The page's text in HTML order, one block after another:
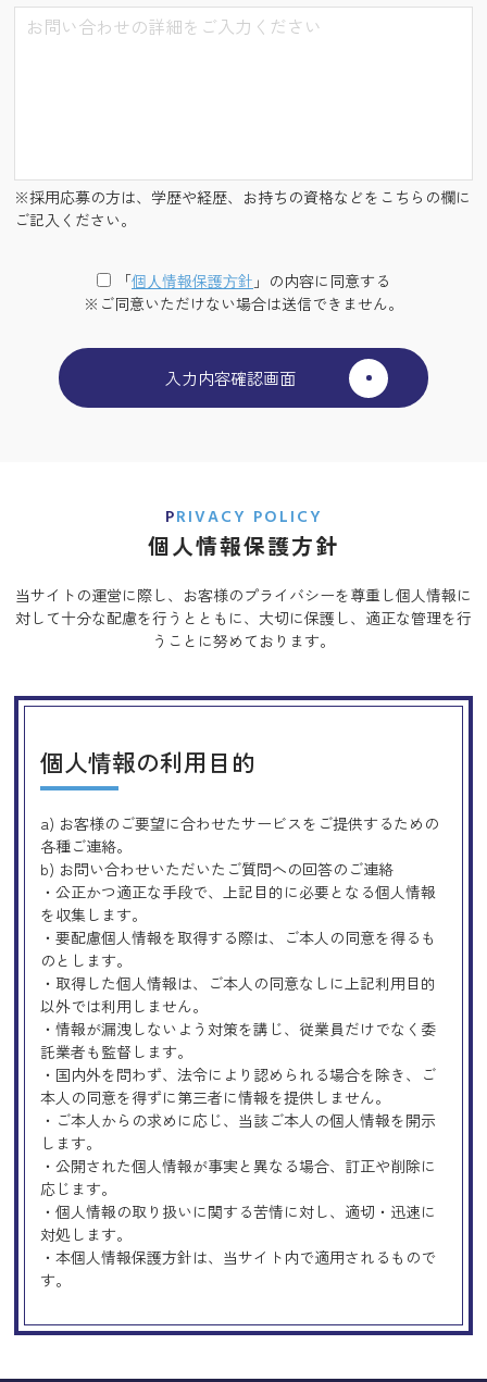
※採用応募の方は、学歴や経歴、お持ちの資格などをこちらの欄に
ご記入ください。
「個⼈情報保護⽅針 」の内容に同意する
※ご同意いただけない場合は送信できません。
PRIVACY POLICY
個人情報保護方針
当サイトの運営に際し、お客様のプライバシーを尊重し個人情報に
対して十分な配慮を行うとともに、 大切に保護し、適正な管理を行
うことに努めております。
個人情報の利用目的
a) お客様のご要望に合わせたサービスをご提供するための
各種ご連絡。
b) お問い合わせいただいたご質問への回答のご連絡
・公正かつ適正な手段で、上記目的に必要となる個人情報
を収集します。
・要配慮個人情報を取得する際は、ご本人の同意を得るも
のとします。
・取得した個人情報は、ご本人の同意なしに上記利用目的
以外では利用しません。
・情報が漏洩しないよう対策を講じ、従業員だけでなく委
託業者も監督します。
・国内外を問わず、法令により認められる場合を除き、ご
本人の同意を得ずに第三者に情報を提供しません。
・ご本人からの求めに応じ、当該ご本人の個人情報を開示
します。
・公開された個人情報が事実と異なる場合、訂正や削除に
応じます。
・個人情報の取り扱いに関する苦情に対し、適切・迅速に
対処します。
・本個人情報保護方針は、当サイト内で適用されるもので
す。
Googleアナリティクスの使用につい